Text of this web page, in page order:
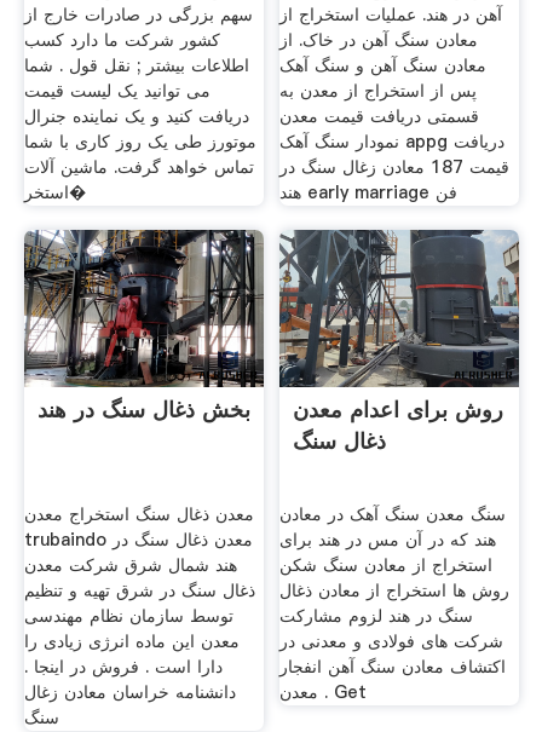
سهم بزرگی در صادرات خارج از
کشور شرکت ما دارد کسب
اطلاعات بیشتر ; نقل قول . شما
می توانید یک لیست قیمت
دریافت کنید و یک نماینده جنرال
موتورز طی یک روز کاری با شما
تماس خواهد گرفت. ماشین آلات
استخر�
آهن در هند. عملیات استخراج از
معادن سنگ آهن در خاک. از
معادن سنگ آهن و سنگ آهک
پس از استخراج از معدن به
قسمتی دریافت قیمت معدن
نمودار سنگ آهک appg دریافت
قیمت 187 معادن زغال سنگ در
هند early marriage فن
بخش ذغال سنگ در هند
معدن ذغال سنگ استخراج معدن
trubaindo معدن ذغال سنگ در
هند شمال شرق شرکت معدن
ذغال سنگ در شرق تهيه و تنظيم
توسط سازمان نظام مهندسی
معدن این ماده انرژی زیادی را
دارا است . فروش در اینجا .
دانشنامه خراسان معادن زغال
سنگ
روش برای اعدام معدن
ذغال سنگ
سنگ معدن سنگ آهک در معادن
هند که در آن مس در هند برای
استخراج از معادن سنگ شکن
روش ها استخراج از معادن ذغال
سنگ در هند لزوم مشارکت
شرکت های فولادی و معدنی در
اکتشاف معادن سنگ آهن انفجار
معدن . Get